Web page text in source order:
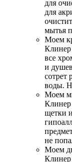
для
для
мытья
Моем
Клинер
все
и
сотрет
воды.
Моем
Клинер
щетки
не
Моем
Клинер